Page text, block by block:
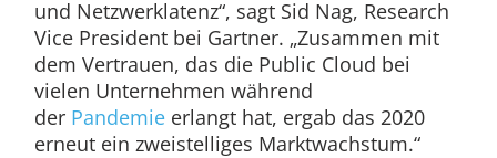
und Netzwerklatenz“, sagt Sid Nag, Research
Vice President bei Gartner. „Zusammen mit
dem Vertrauen, das die Public Cloud bei
vielen Unternehmen während
der Pandemieerlangt hat, ergab das 2020
erneut ein zweistelliges Marktwachstum.“